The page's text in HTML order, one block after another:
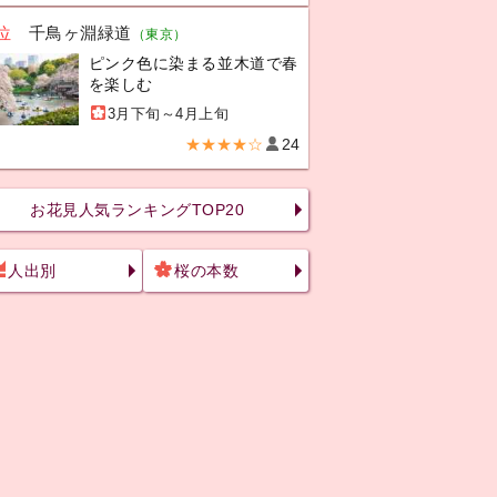
千鳥ヶ淵緑道 （東京）
ピンク色に染まる並木道で春
を楽しむ
3月下旬～4月上旬
★★★★☆ 24
お花見人気ランキングTOP20
人出別 桜の本数